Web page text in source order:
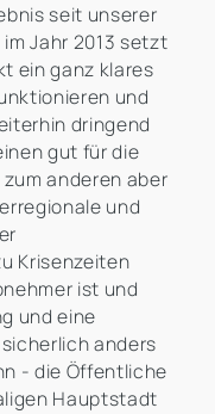
seit unserer
Jahr 2013 setzt
ein ganz klares
und
dringend
gut für die
anderen aber
und
Krisenzeiten
ist und
und eine
anders
- die Öffentliche
Hauptstadt